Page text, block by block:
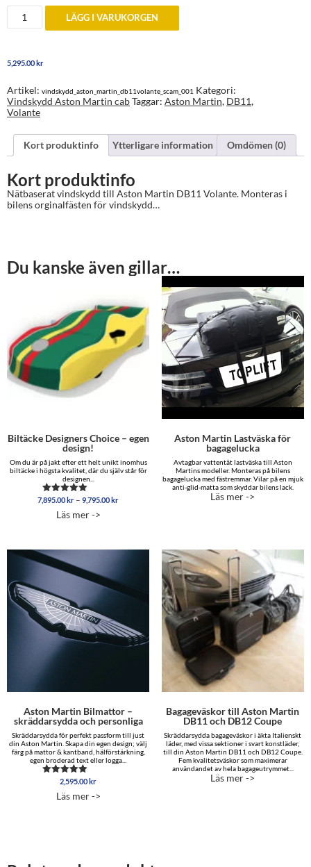
Vindskydd
Aston
Volante
mängd
LÄGG I VARUKORGEN
5,295.00kr
Artikel: vindskydd_aston_martin_db11volante_scam_001 Kategori:
Vindskydd Aston Martin cabTaggar: Aston Martin, DB11,
Volante
Kort produktinfo Ytterligare information Omdömen (0)
Kort produktinfo
Nätbaserat vindskydd till Aston Martin DB11 Volante. Monteras i
bilens orginalfästen för vindskydd…
Du kanske även gillar…
Biltäcke Designers Choice – egen
design!
Om du är på jakt efter ett helt unikt inomhus
biltäcke i högsta kvalitet, där du själv står för
designen...
Betygsatt
av 5
7,895.00kr – 9,795.00krPrisintervall:
Läs mer ->
Aston Martin Lastväska för
bagagelucka
Avtagbar vattentät lastväska till Aston
Martins modeller. Monteras på bilens
bagagelucka med fästremmar. Vilar på en mjuk
anti-glid-matta som skyddar bilens lack.
Läs mer ->
Aston Martin Bilmattor –
skräddarsydda och personliga
Skräddarsydda för perfekt passform till just
din Aston Martin. Skapa din egen design; välj
färg på mattor & kantband, hälförstärkning,
egen broderad text eller logga...
Betygsatt
av 5
2,595.00kr
Läs mer ->
Bagageväskor till Aston Martin
DB11 och DB12 Coupe
Skräddarsydda bagageväskor i äkta Italienskt
läder, med vissa sektioner i svart konstläder,
till din Aston Martin DB11 och DB12 Coupe.
Fem kvalitetsväskor som maximerar
användandet av hela bagageutrymmet...
Läs mer ->